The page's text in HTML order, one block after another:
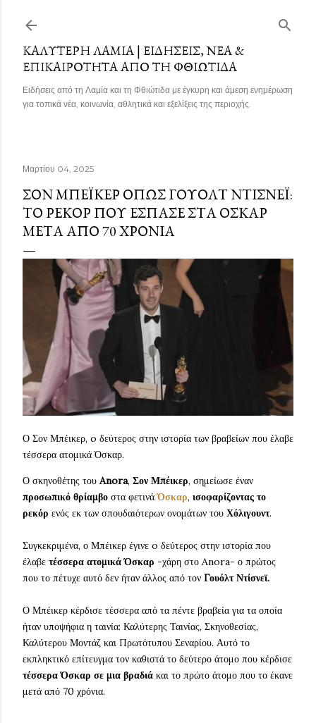
ΚΑΛΎΤΕΡΗ ΛΑΜΊΑ | ΕΙΔΉΣΕΙΣ, ΝΈΑ &
ΕΠΙΚΑΙΡΌΤΗΤΑ ΑΠΌ ΤΗ ΦΘΙΏΤΙΔΑ
Ειδήσεις από τη Λαμία και τη Φθιώτιδα με έγκυρη και άμεση ενημέρωση
για τοπικά νέα, κοινωνία, αθλητικά και εξελίξεις της περιοχής.
Μαρτίου 04, 2025
ΣΟΝ ΜΠΈΙΚΕΡ ΌΠΩΣ ΓΟΥΌΛΤ ΝΤΊΣΝΕΪ:
ΤΟ ΡΕΚΌΡ ΠΟΥ ΈΣΠΑΣΕ ΣΤΑ ΌΣΚΑΡ
ΜΕΤΆ ΑΠΌ 70 ΧΡΌΝΙΑ
Ο Σον Μπέικερ, o δεύτερος στην ιστορία των βραβείων που έλαβε
τέσσερα ατομικά Όσκαρ.
Ο σκηνοθέτης του Anora, Σον Μπέικερ, σημείωσε έναν
προσωπικό θρίαμβο στα φετινάΌσκαρ, ισοφαρίζοντας το
ρεκόρ ενός εκ των σπουδαιότερων ονομάτων του Χόλιγουντ.
Συγκεκριμένα, ο Μπέικερ έγινε o δεύτερος στην ιστορία που
έλαβε τέσσερα ατομικά Όσκαρ -χάρη στο Anora- ο πρώτος
που το πέτυχε αυτό δεν ήταν άλλος από τον Γουόλτ Ντίσνεϊ.
Ο Μπέικερ κέρδισε τέσσερα από τα πέντε βραβεία για τα οποία
ήταν υποψήφια η ταινία: Καλύτερης Ταινίας, Σκηνοθεσίας,
Καλύτερου Μοντάζ και Πρωτότυπου Σεναρίου. Αυτό το
εκπληκτικό επίτευγμα τον καθιστά το δεύτερο άτομο που κέρδισε
τέσσερα Όσκαρ σε μια βραδιά και το πρώτο άτομο που το έκανε
μετά από 70 χρόνια.